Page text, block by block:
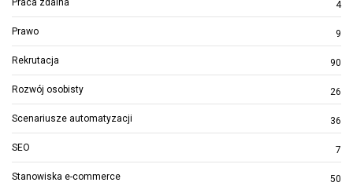
Praca zdalna 4
Prawo 9
Rekrutacja 90
Rozwój osobisty 26
Scenariusze automatyzacji 36
SEO 7
Stanowiska e-commerce 50